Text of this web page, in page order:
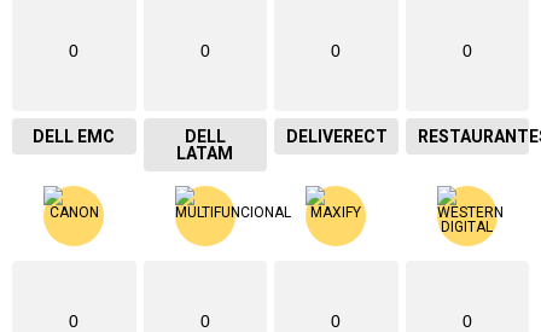
0
DELL EMC
0
DELL
LATAM
0
DELIVERECT
0
0 0 0 0